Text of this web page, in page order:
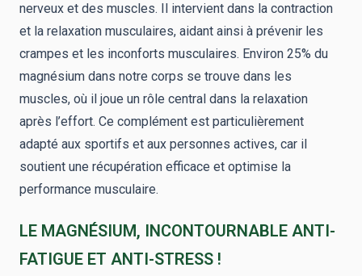
nerveux et des muscles. Il intervient dans la contraction
et la relaxation musculaires, aidant ainsi à prévenir les
crampes et les inconforts musculaires. Environ 25% du
magnésium dans notre corps se trouve dans les
muscles, où il joue un rôle central dans la relaxation
après l’effort. Ce complément est particulièrement
adapté aux sportifs et aux personnes actives, car il
soutient une récupération efficace et optimise la
performance musculaire.
LE MAGNÉSIUM, INCONTOURNABLE ANTI-
FATIGUE ET ANTI-STRESS !